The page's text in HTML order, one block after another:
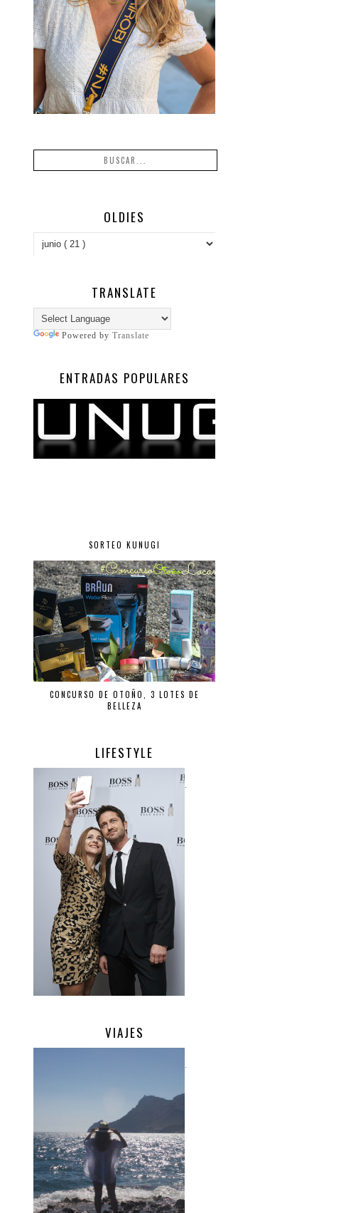
OLDIES
TRANSLATE
Powered by Translate
ENTRADAS POPULARES
SORTEO KUNUGI
CONCURSO DE OTOÑO, 3 LOTES DE
BELLEZA
LIFESTYLE
.
VIAJES
.